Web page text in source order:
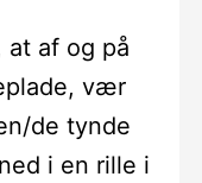
af og på
vær
de tynde
i en rille i